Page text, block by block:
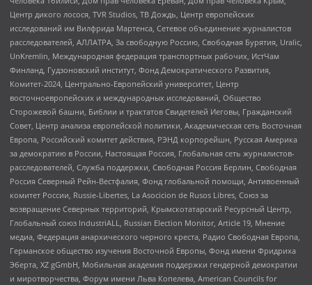
Центр дикого лосося, TVR Studios, ТВ Дождь, Центр европейских
исследований им Вилфрида Мартенса, Сетевое объединение журналистов
расследователей, АЛЛАТРА, За свободную Россию, Свободная Бурятия, Uralic,
UnKremlin, Международная федерация транспортных рабочих, ИстЧам
Финланд, Гудзоновский институт, Фонд Демократического Развития,
Комитет-2024, Центрально-Европейский университет, Центр
восточноевропейских и международных исследований, Общество
Сторожевой башни, Библии и трактатов Свидетелей Иеговы, Гражданский
Совет, Центр анализа европейской политики, Академическая сеть Восточная
Европа, Российский комитет действия, РЭНД корпорейшн, Русская Америка
за демократию в России, Настоящая Россия, Глобальная сеть журналистов-
расследователей, Служба поддержки, Свободная Россия Берлин, Свободная
Россия Северный Рейн-Вестфалия, Фонд глобальной помощи, Антивоенный
комитет России, Russie-Libertes, La Asocicion de Rusos Libres, Союз за
возвращение Северных территорий, Крымскотатарский Ресурсный Центр,
Глобальный союз IndustriALL, Russian Election Monitor, Article 19, Мнение
медиа, Федерация анархического черного креста, Радио Свободная Европа,
Германское общество изучения Восточной Европы, Фонд имени Фридриха
Эберта, XZ gGmbH, Мобильная академия поддержки гендерной демократии
и миротворчества, Форум имени Льва Копелева, American Councils for